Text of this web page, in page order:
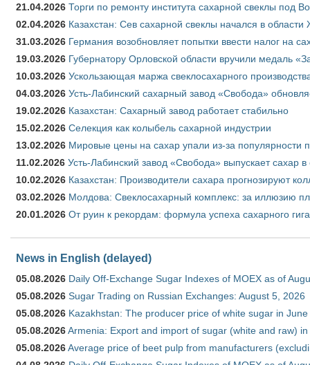
21.04.2026 Торги по ремонту института сахарной свеклы под
02.04.2026 Казахстан: Сев сахарной свеклы начался в области
31.03.2026 Германия возобновляет попытки ввести налог на
19.03.2026 Губернатору Орловской области вручили медаль
10.03.2026 Ускользающая маржа свеклосахарного
04.03.2026 Усть-Лабинский сахарный завод «Свобода»
19.02.2026 Казахстан: Сахарный завод работает стабильно
15.02.2026 Селекция как колыбель сахарной индустрии
13.02.2026 Мировые цены на сахар упали из-за популярности
11.02.2026 Усть-Лабинский завод «Свобода» выпускает сахар в
10.02.2026 Казахстан: Производители сахара прогнозируют
03.02.2026 Молдова: Свеклосахарный комплекс: за иллюзию
20.01.2026 От руин к рекордам: формула успеха сахарного
News in English (delayed)
05.08.2026 Daily Off-Exchange Sugar Indexes of MOEX as of
05.08.2026 Sugar Trading on Russian Exchanges: August 5, 2026
05.08.2026 Kazakhstan: The producer price of white sugar in
05.08.2026Armenia: Export and import of sugar (white and raw)
05.08.2026Average price of beet pulp from manufacturers